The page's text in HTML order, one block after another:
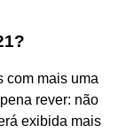
com mais uma
rever: não
exibida mais